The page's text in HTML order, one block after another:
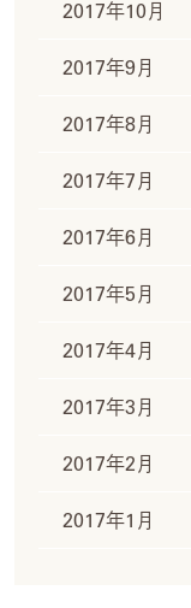
2017年10月
2017年9月
2017年8月
2017年7月
2017年6月
2017年5月
2017年4月
2017年3月
2017年2月
2017年1月